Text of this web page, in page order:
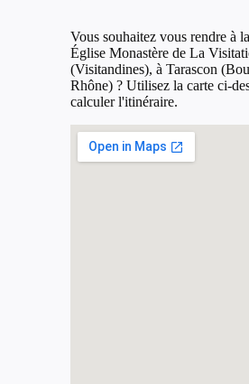
Vous souhaitez vous rendre à
Église Monastère de La
(Visitandines), à Tarascon
Rhône) ? Utilisez la carte ci-
calculer l'itinéraire.